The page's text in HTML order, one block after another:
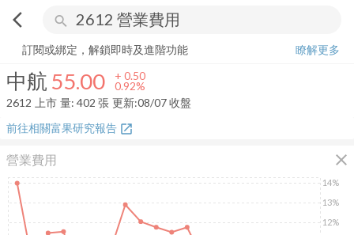
arrow_back_ios search
中航 55.00+ 0.92%
訂閱或綁定，解鎖即時及進階功能
瞭解更多
中航 55.00 + 0.50
0.92%
2612
上市 量: 402 張 更新:08/07 收盤
前往相關富果研究報告 open_in_new
營業費用 close
12%
13%
14%